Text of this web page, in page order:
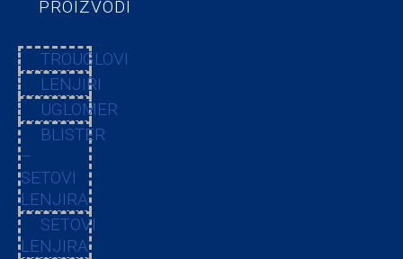
PROIZVODI
TROUGLOVI
LENJIRI
UGLOMER
BLISTER
–
SETOVI
LENJIRA
SETOVI
LENJIRA